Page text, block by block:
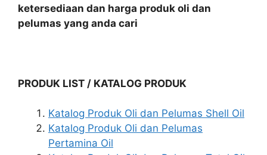
ketersediaan dan harga produk oli dan
pelumas yang anda cari
PRODUK LIST / KATALOG PRODUK
Katalog Produk Oli dan Pelumas Shell Oil
Katalog Produk Oli dan Pelumas
Pertamina Oil